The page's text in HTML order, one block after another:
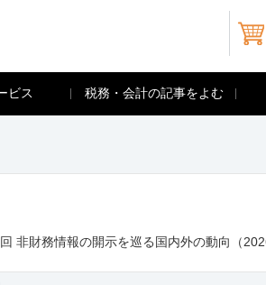
ビス 税務・会計の記事をよむ
非財務情報の開示を巡る国内外の動向（